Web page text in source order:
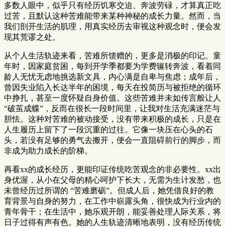
多数人眼中，似乎只有经历饥寒交迫、奔波劳碌，才算真正吃
过苦，且默认这种苦难能带来某种神秘的成长力量。然而，当
我们剖开生活的肌理，用真实经历去审视这种观念时，便会发
现其荒谬之处。
从个人生活轨迹来看，苦难所馈赠的，更多是消极的印记。童
年时，因家庭贫困，每到开学季都要为学费辗转奔波，看着同
龄人无忧无虑地挑选新文具，内心满是自卑与焦虑；成年后，
曾因失业陷入长达半年的困境，每天在投简历与被拒绝的循环
中挣扎，甚至一度怀疑自身价值。这些苦难并未如传言般让人
“破茧成蝶”，反而在很长一段时间里，让我对生活充满迷茫与
胆怯。这种对苦难的被动接受，没有带来积极的成长，只是在
人生履历上留下了一段沉重的过往。它像一块压在心头的石
头，若没有足够的勇气去搬开，便会一直阻碍前行的脚步，而
非成为助力成长的阶梯。
再看xx的成长经历，更能印证传统吃苦观念的非必要性。xx出
身优渥，从小在父母的精心呵护下长大，无需为生计发愁，也
未曾经历过所谓的 “苦难磨砺”。但成人后，她凭借良好的教
育背景与自身的努力，在工作中崭露头角，很快成为行业内的
青年骨干；在生活中，她乐观开朗，能妥善处理人际关系，将
日子过得有声有色。她的人生轨迹清晰地表明，没有经历传统